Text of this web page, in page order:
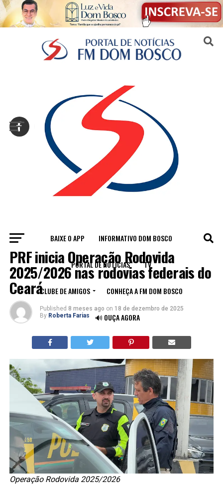
BAIXE O APP INFORMATIVO DOM BOSCO
PORTAL DE NOTÍCIAS TV
CLUBE DE AMIGOS CONHEÇA A FM DOM BOSCO
🔊 OUÇA AGORA
TRÂNSITO
PRF inicia Operação Rodovida
2025/2026 nas rodovias federais do
Ceará
Published 8 meses ago on 18 de dezembro de 2025
By Roberta Farias
Operação Rodovida 2025/2026
Sair da versão mobile